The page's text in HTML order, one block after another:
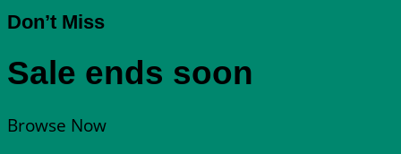
Don’t Miss
Sale ends soon
Browse Now